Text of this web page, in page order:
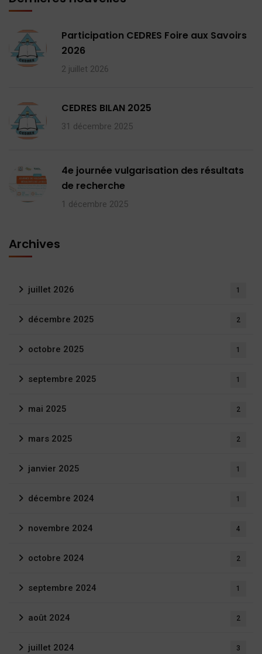
Participation CEDRES Foire aux Savoirs
2026
2 juillet 2026
CEDRES BILAN 2025
31 décembre 2025
4e journée vulgarisation des résultats
de recherche
1 décembre 2025
Archives
juillet 2026 1
décembre 2025 2
octobre 2025 1
septembre 2025 1
mai 2025 2
mars 2025 2
janvier 2025 1
décembre 2024 1
novembre 2024 4
octobre 2024 2
septembre 2024 1
août 2024 2
juillet 2024 3